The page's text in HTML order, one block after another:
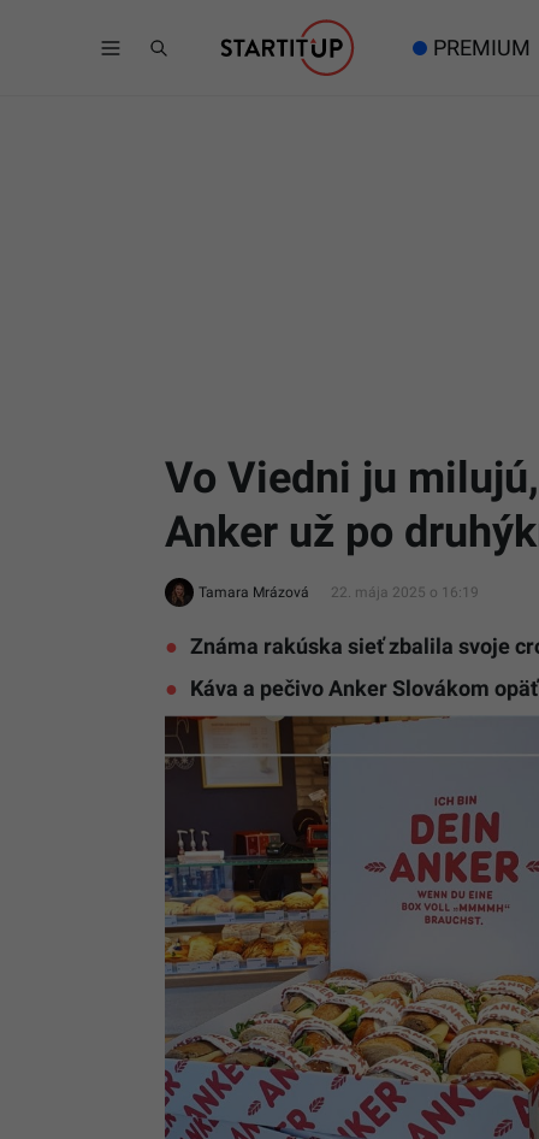
PREMIUM
Vo Viedni ju
Anker už po
Tamara Mrázová 22. mája 2025 o 16:19
Známa rakúska sieť zbalila svoje
Káva a pečivo Anker Slovákom